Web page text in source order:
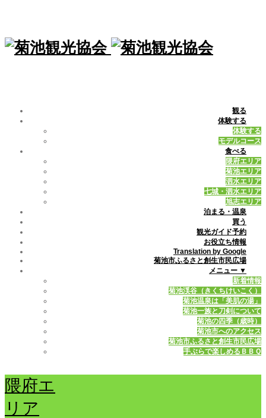
観る
体験する
体験する
モデルコース
食べる
隈府エリア
菊池エリア
泗水エリア
七城・泗水エリア
旭志エリア
泊まる・温泉
買う
観光ガイド予約
お役立ち情報
Translation by Google
菊池市ふるさと創生市民広場
メニュー ▼
新着情報
菊池渓谷（きくちけいこく）
菊池温泉は「美肌の湯」
菊池一族と刀剣について
菊池の四季（歳時）
菊池市へのアクセス
菊池市ふるさと創生市民広場
手ぶらで楽しめるＢＢＱ
隈府エ
リア